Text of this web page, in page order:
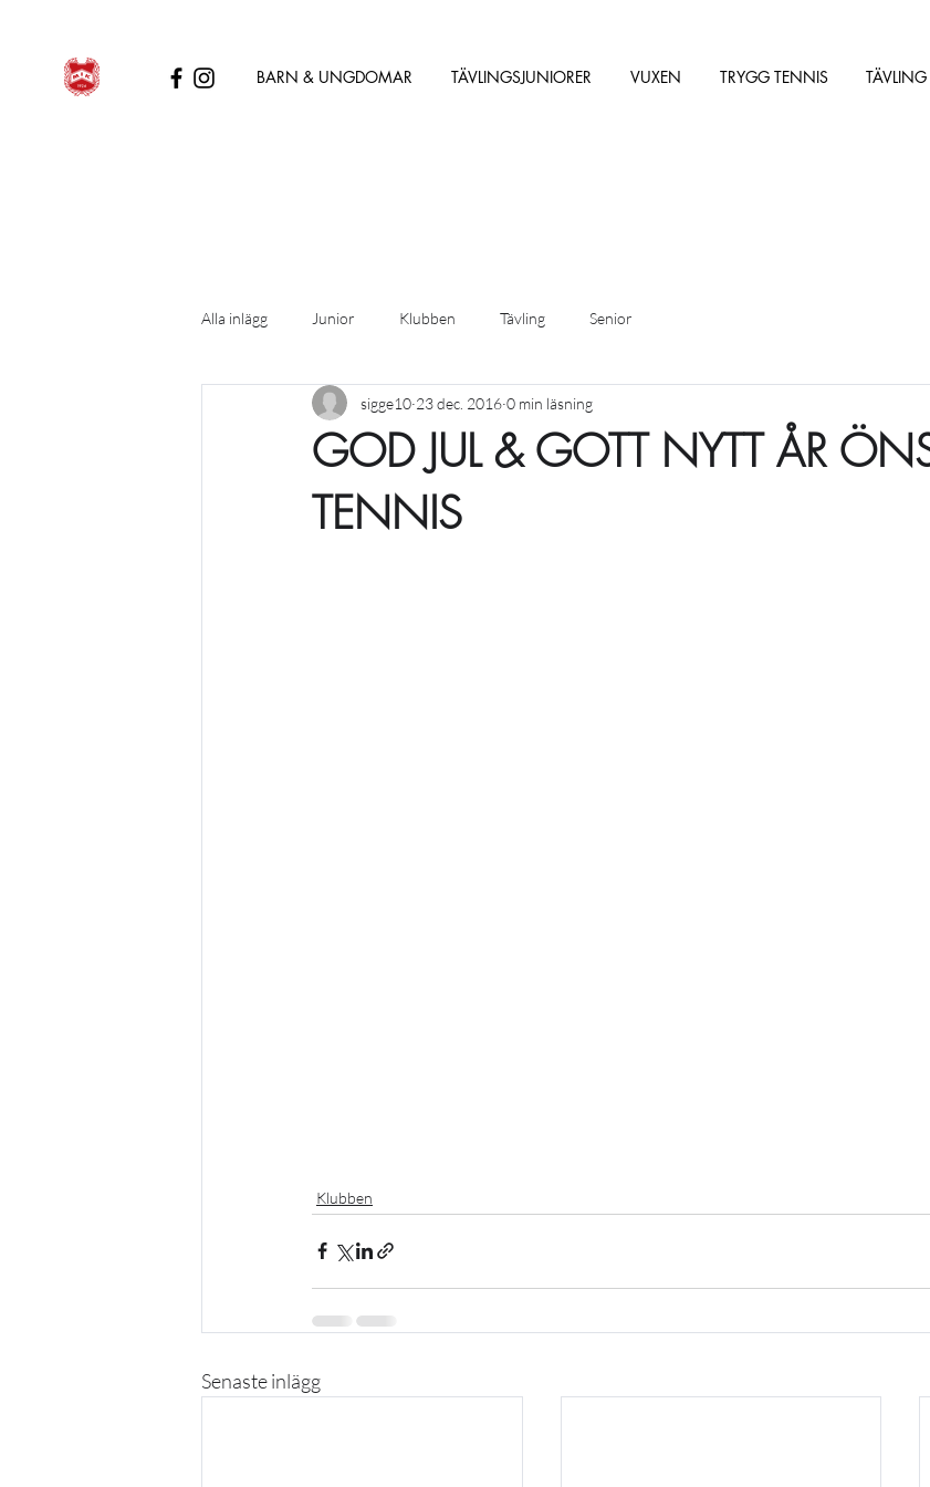
BARN & UNGDOMAR TÄVLINGSJUNIORER VUXEN TRYGG TENNIS TÄVLING
Alla inlägg Junior Klubben Tävling Senior
GOD JUL & GOTT NYTT ÅR
TENNIS
sigge10 23 dec. 2016 0 min läsning
Klubben
Senaste inlägg